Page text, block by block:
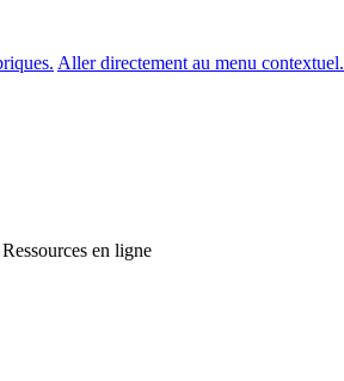
Aller directement au menu contextuel.
Ressources en ligne